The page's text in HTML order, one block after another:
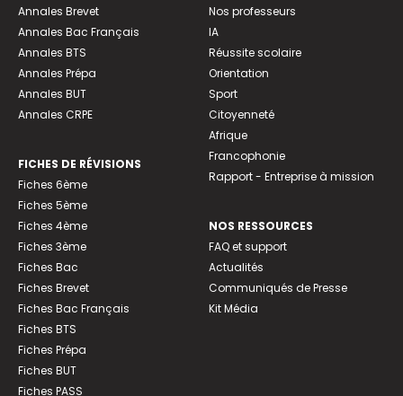
Annales Brevet
Annales Bac Français
Annales BTS
Annales Prépa
Annales BUT
Annales CRPE
FICHES DE RÉVISIONS
Fiches 6ème
Fiches 5ème
Fiches 4ème
Fiches 3ème
Fiches Bac
Fiches Brevet
Fiches Bac Français
Fiches BTS
Fiches Prépa
Fiches BUT
Fiches PASS
Nos professeurs
IA
Réussite scolaire
Orientation
Sport
Citoyenneté
Afrique
Francophonie
Rapport - Entreprise à mission
NOS RESSOURCES
FAQ et support
Actualités
Communiqués de Presse
Kit Média